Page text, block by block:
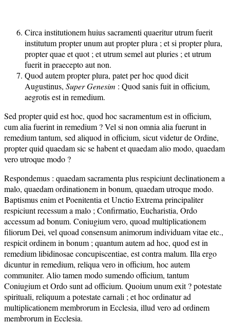
Circa institutionem huius sacramenti quaeritur utrum fuerit
institutum propter unum aut propter plura ; et si propter plura,
propter quae et quot ; et utrum semel aut pluries ; et utrum
fuerit in praecepto aut non.
Quod autem propter plura, patet per hoc quod dicit
Augustinus, Super Genesim : Quod sanis fuit in officium,
aegrotis est in remedium.
Sed propter quid est hoc, quod hoc sacramentum est in officium,
cum alia fuerint in remedium ? Vel si non omnia alia fuerunt in
remedium tantum, sed aliquod in officium, sicut videtur de Ordine,
propter quid quaedam sic se habent et quaedam alio modo, quaedam
vero utroque modo ?
Respondemus : quaedam sacramenta plus respiciunt declinationem a
malo, quaedam ordinationem in bonum, quaedam utroque modo.
Baptismus enim et Poenitentia et Unctio Extrema principaliter
respiciunt recessum a malo ; Confirmatio, Eucharistia, Ordo
accessum ad bonum. Coniugium vero, quoad multiplicationem
filiorum Dei, vel quoad consensum animorum individuam vitae etc.,
respicit ordinem in bonum ; quantum autem ad hoc, quod est in
remedium libidinosae concupiscentiae, est contra malum. Illa ergo
dicuntur in remedium, reliqua vero in officium, hoc autem
communiter. Alio tamen modo sumendo officium, tantum
Coniugium et Ordo sunt ad officium. Quoium unum exit ? potestate
spirituali, reliquum a potestate carnali ; et hoc ordinatur ad
multiplicationem membrorum in Ecclesia, illud vero ad ordinem
membrorum in Ecclesia.